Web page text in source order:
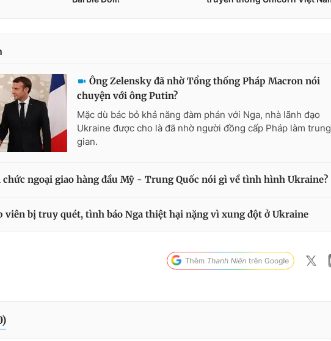
Ông Zelensky đã nhờ Tổng thống Pháp Macron nói
chuyện với ông Putin?
Mặc dù bác bỏ khả năng đàm phán với Nga, nhà lãnh đạo
Ukraine được cho là đã nhờ người đồng cấp Pháp làm trung
gian.
chức ngoại giao hàng đầu Mỹ - Trung Quốc nói gì về tình hình Ukraine?
viên bị truy quét, tình báo Nga thiệt hại nặng vì xung đột ở Ukraine
)